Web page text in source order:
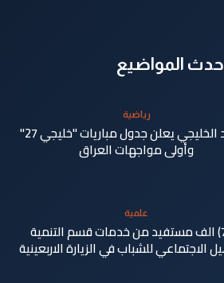
المواضيع
رياضية
الاتحاد الخليجي يعلن جدول مباريات "خليجي 27"
وأولى مواجهات العراق
علمية
(796) الف مستفيد من خدمات قسم التنمية
الاجتماعي للشباب في الزيارة الاربعينية